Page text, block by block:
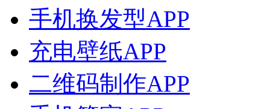
手机换发型APP
充电壁纸APP
二维码制作APP